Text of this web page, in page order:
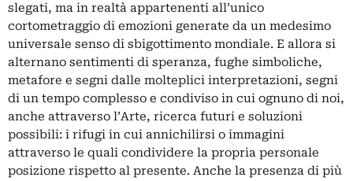
slegati, ma in realtà appartenenti all’unico
cortometraggio di emozioni generate da un medesimo
universale senso di sbigottimento mondiale. E allora si
alternano sentimenti di speranza, fughe simboliche,
metafore e segni dalle molteplici interpretazioni, segni
di un tempo complesso e condiviso in cui ognuno di noi,
anche attraverso l’Arte, ricerca futuri e soluzioni
possibili: i rifugi in cui annichilirsi o immagini
attraverso le quali condividere la propria personale
posizione rispetto al presente. Anche la presenza di più